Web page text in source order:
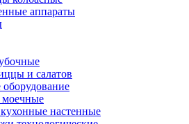
аппараты
и салатов
настенные